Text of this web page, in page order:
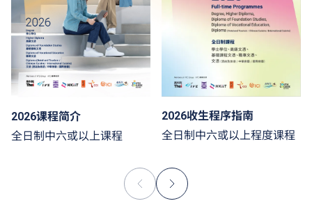
2026课程简介
全日制中六或以上课程
2026收生程序指南
全日制中六或以上程度课程